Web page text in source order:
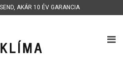
, AKÁR 10 ÉV GARANCIA